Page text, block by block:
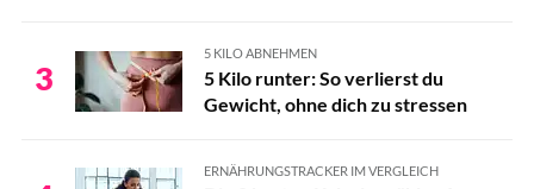
3
5 KILO ABNEHMEN
5 Kilo runter: So verlierst du
Gewicht, ohne dich zu stressen
ERNÄHRUNGSTRACKER IM VERGLEICH